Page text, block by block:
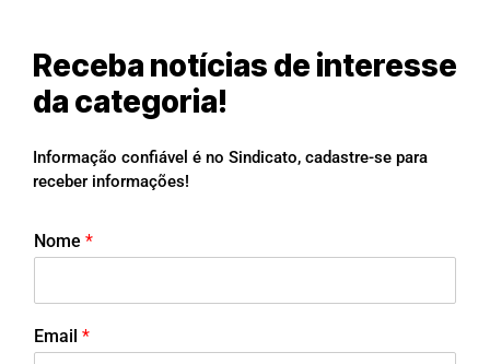
Receba notícias de interesse
da categoria!
Informação confiável é no Sindicato, cadastre-se para
receber informações!
Nome *
Email *